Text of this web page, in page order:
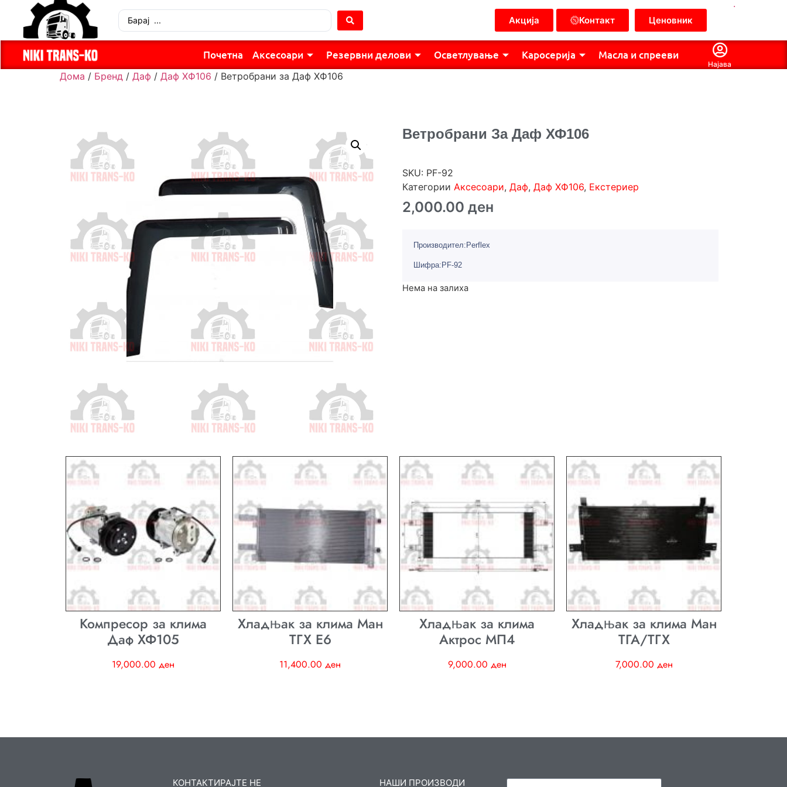
Акција Контакт Ценовник
.
Почетна Аксесоари Резервни делови Осветлување Каросерија Масла и спрееви
Најава
Дома / Бренд / Даф / Даф ХФ106 / Ветробрани за Даф ХФ106
Ветробрани За Даф ХФ106
SKU: PF-92
Категории Аксесоари, Даф, Даф ХФ106, Екстериер
2,000.00 ден
Производител:Perflex
Шифра:PF-92
Нема на залиха
Компресор за клима
Даф ХФ105
19,000.00 ден
Хладњак за клима Ман
ТГХ E6
11,400.00 ден
Хладњак за клима
Актрос МП4
9,000.00 ден
Хладњак за клима Ман
ТГА/ТГХ
7,000.00 ден
КОНТАКТИРАЈТЕ НЕ НАШИ ПРОИЗВОДИ